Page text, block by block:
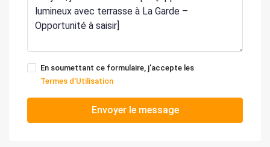
En soumettant ce formulaire, j'accepte les
Termes d'Utilisation
Envoyer le message